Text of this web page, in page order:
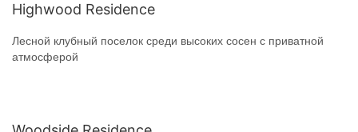
Highwood Residence
Лесной клубный поселок среди высоких сосен с приватной
атмосферой